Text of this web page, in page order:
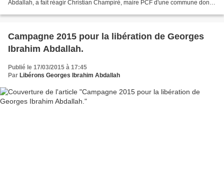
Abdallah, a fait réagir Christian Champiré, maire PCF d'une commune dont
Campagne 2015 pour la libération de Georges
Ibrahim Abdallah.
Publié le 17/03/2015 à 17:45
Par Libérons Georges Ibrahim Abdallah